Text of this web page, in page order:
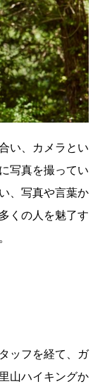
い、カメラとい
写真を撮ってい
、写真や言葉か
くの人を魅了す
ッフを経て、ガ
山ハイキングか